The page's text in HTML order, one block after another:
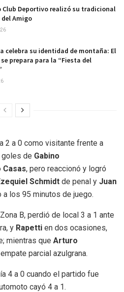
Club Deportivo realizó su tradicional
del Amigo
celebra su identidad de montaña: El
prepara para la “Fiesta del
2 a 0 como visitante frente a
goles de Gabino
Casas, pero reaccionó y logró
Schmidt de penal y Juan
a los 95 minutos de juego.
B, perdió de local 3 a 1 ante
y Rapetti en dos ocasiones,
mientras que Arturo
parcial azulgrana.
4 a 0 cuando el partido fue
cayó 4 a 1.